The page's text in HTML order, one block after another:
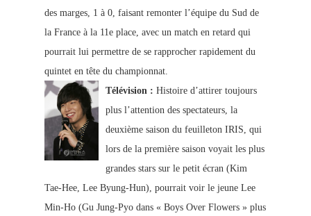
des marges, 1 à 0, faisant remonter l’équipe du Sud de
la France à la 11e place, avec un match en retard qui
pourrait lui permettre de se rapprocher rapidement du
quintet en tête du championnat.
Télévision : Histoire d’attirer toujours
plus l’attention des spectateurs, la
deuxième saison du feuilleton IRIS, qui
lors de la première saison voyait les plus
grandes stars sur le petit écran (Kim
Tae-Hee, Lee Byung-Hun), pourrait voir le jeune Lee
Min-Ho (Gu Jung-Pyo dans « Boys Over Flowers » plus